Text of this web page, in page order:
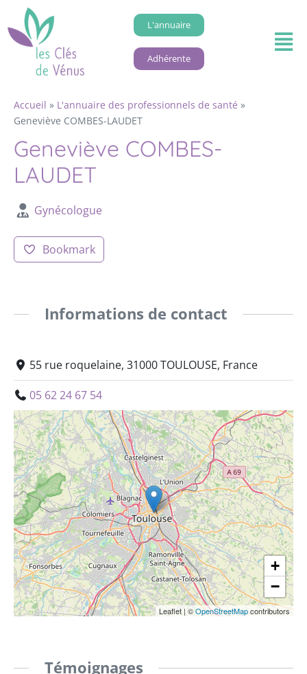
L'annuaire
Adhérente
Accueil » L'annuaire des professionnels de santé »
Geneviève COMBES-LAUDET
Geneviève COMBES-
LAUDET
Gynécologue
Bookmark
Informations de contact
55 rue roquelaine, 31000 TOULOUSE, France
05 62 24 67 54
+
−
Leaflet | ©OpenStreetMapcontributors
Témoignages